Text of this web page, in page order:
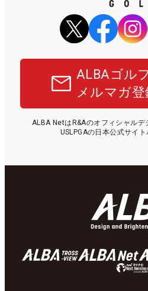
ALBAゴル
メルマガ
ALBA NetはR&Aのオフィシャル
USLPGAの日本公式サイト